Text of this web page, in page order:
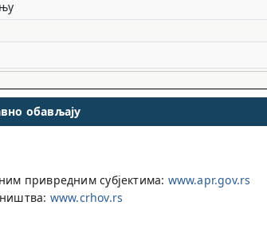
обављају
привредним субјектима: www.apr.gov.rs
www.crhov.rs